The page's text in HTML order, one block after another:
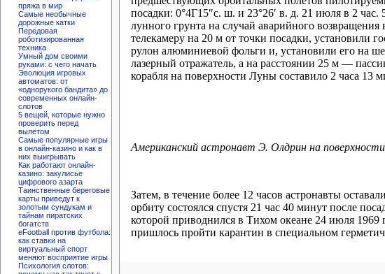
пряжа в мир
Самые необычные
дорожные катки
Передовая
роботизированная
техника
Умный дом своими
руками: с чего начать
Эволюция игровых
автоматов: от
«однорукого бандита» до
современных онлайн-
слотов
5 вещей, которые нужно
проверить перед
вылетом
Самые популярные игры
в онлайн-казино и как в
них выигрывать
Как работают онлайн-
казино: закулисье
цифрового азарта
Таинственные береговые
карты приведут к
золотым сундукам и
тайнам пиратских
богатств
eFootball против футбола:
как ставки на
виртуальный спорт
меняют восприятие игры
Психология слотов:
посадки: 0°4Г15″с. ш. и 23°26′ в. д. 21 июля в 2
лунного грунта на случай аварийного
телекамеру на 20 м от точки посадки,
рулон алюминиевой фольги и, установили его на
лазерный отражатель, а на расстоянии 25 м —
корабля на поверхности Луны составило 2 часа
Американский астронавт Э. Олдрин на
Затем, в течение более 12 часов астронавты
орбиту состоялся спустя 21 час 40 минут после
которой приводнился в Тихом океане 24 июля
пришлось пройти карантин в специальном